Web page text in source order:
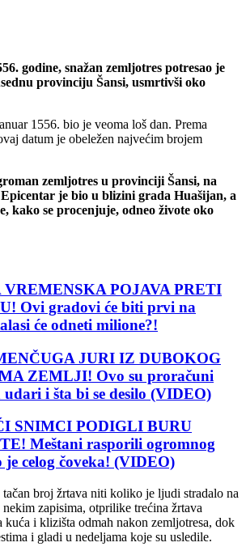
godine, snažan zemljotres potresao je
provinciju Šansi, usmrtivši oko
1556. bio je veoma loš dan. Prema
datum je obeležen najvećim brojem
zemljotres u provinciji Šansi, na
je bio u blizini grada Huašijan, a
kako se procenjuje, odneo živote oko
VREMENSKA POJAVA PRETI
Ovi gradovi će biti prvi na
će odneti milione?!
JURI IZ DUBOKOG
ZEMLJI! Ovo su proračuni
udari i šta bi se desilo (VIDEO)
SNIMCI PODIGLI BURU
Meštani rasporili ogromnog
celog čoveka! (VIDEO)
broj žrtava niti koliko je ljudi stradalo na
nekim zapisima, otprilike trećina žrtava
kuća i klizišta odmah nakon zemljotresa, dok
i gladi u nedeljama koje su usledile.